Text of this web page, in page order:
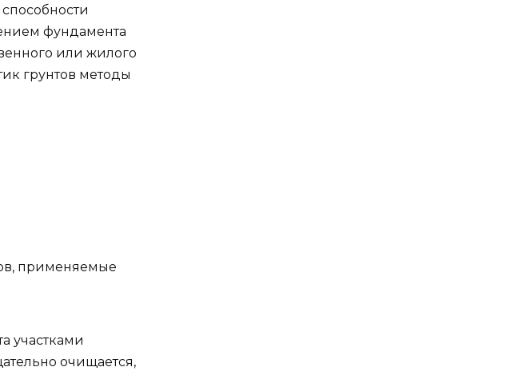
фундамента
или жилого
грунтов методы
применяемые
участками
очищается,